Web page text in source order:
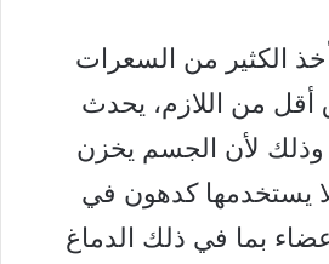
الكثير من السعرات
أقل من اللازم، يحدث
وذلك لأن الجسم يخزن
يستخدمها كدهون في
بما في ذلك الدماغ